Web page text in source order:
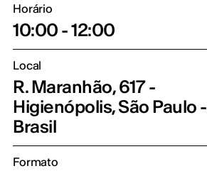
Horário
10:00 - 12:00
Local
R. Maranhão, 617 -
Higienópolis, São Paulo -
Brasil
Formato